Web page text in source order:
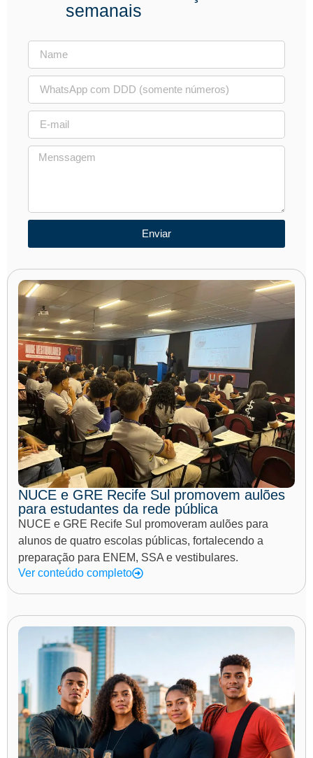
semanais
Enviar
NUCE e GRE Recife Sul promovem aulões
para estudantes da rede pública
NUCE e GRE Recife Sul promoveram aulões para
alunos de quatro escolas públicas, fortalecendo a
preparação para ENEM, SSA e vestibulares.
Ver conteúdo completo